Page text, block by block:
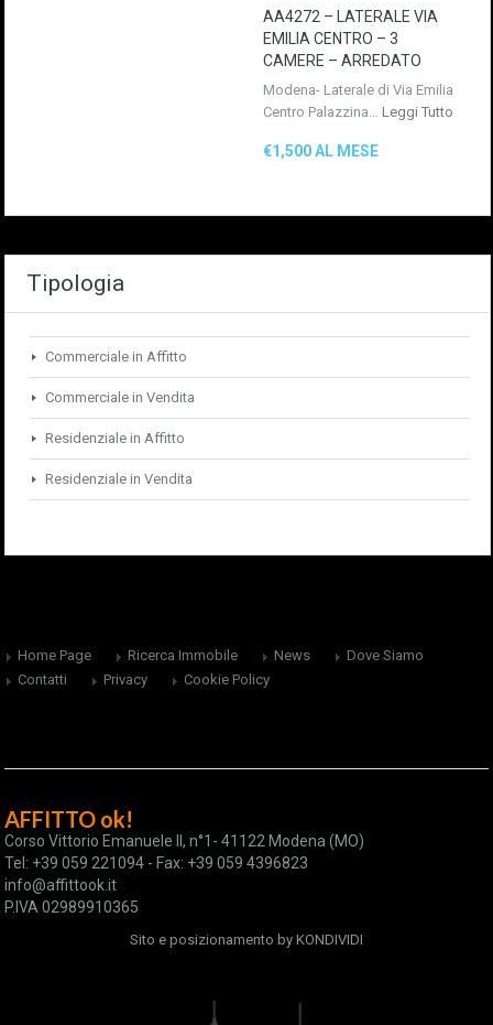
AA4272 – LATERALE VIA
EMILIA CENTRO – 3
CAMERE – ARREDATO
Modena- Laterale di Via Emilia
Centro Palazzina… Leggi Tutto
€1,500 AL MESE
Tipologia
Commerciale in Affitto
Commerciale in Vendita
Residenziale in Affitto
Residenziale in Vendita
Home Page Ricerca Immobile News
Dove Siamo
Contatti
Privacy Cookie Policy
AFFITTO ok!
Corso Vittorio Emanuele II, n°1- 41122 Modena (MO)
Tel: +39 059 221094 - Fax: +39 059 4396823
info@affittook.it
P.IVA 02989910365
Sito e posizionamento by KONDIVIDI